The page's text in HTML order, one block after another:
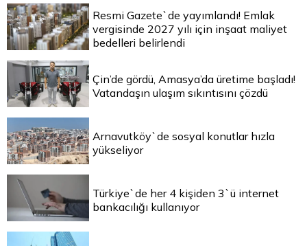
Resmi Gazete`de yayımlandı! Emlak
vergisinde 2027 yılı için inşaat maliyet
bedelleri belirlendi
Çin’de gördü, Amasya’da üretime başladı!
Vatandaşın ulaşım sıkıntısını çözdü
Arnavutköy`de sosyal konutlar hızla
yükseliyor
Türkiye`de her 4 kişiden 3`ü internet
bankacılığı kullanıyor